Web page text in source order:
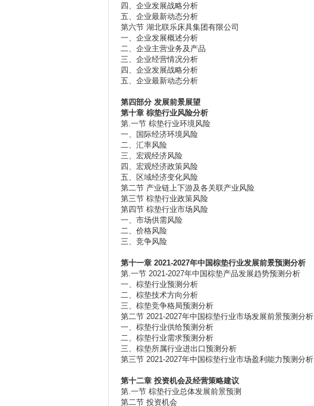
四、企业发展战略分析
五、企业最新动态分析
第六节 湖北联乐床具集团有限公司
一、企业发展概述分析
二、企业主营业务及产品
三、企业经营情况分析
四、企业发展战略分析
五、企业最新动态分析
第四部分 发展前景展望
第十章 棕垫行业风险分析
第.一节 棕垫行业环境风险
一、国际经济环境风险
二、汇率风险
三、宏观经济风险
四、宏观经济政策风险
五、区域经济变化风险
第二节 产业链上下游及各关联产业风险
第三节 棕垫行业政策风险
第四节 棕垫行业市场风险
一、市场供需风险
二、价格风险
三、竞争风险
第十一章 2021-2027年中国棕垫行业发展前景预测分析
第.一节 2021-2027年中国棕垫产品发展趋势预测分析
一、棕垫行业预测分析
二、棕垫技术方向分析
三、棕垫竞争格局预测分析
第二节 2021-2027年中国棕垫行业市场发展前景预测分析
一、棕垫行业供给预测分析
二、棕垫行业需求预测分析
三、棕垫所属行业进出口预测分析
第三节 2021-2027年中国棕垫行业市场盈利能力预测分析
第十二章 投资机会及经营策略建议
第.一节 棕垫行业总体发展前景预测
第二节 投资机会